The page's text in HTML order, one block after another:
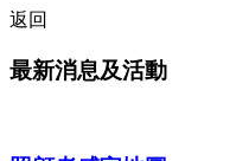
返回
最新消息及活動